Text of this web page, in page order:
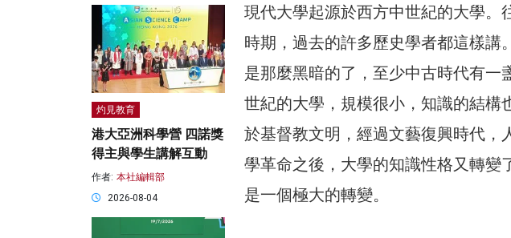
現代大學起源於西方中世紀的大學。
時期，過去的許多歷史學者都這樣
是那麼黑暗的了，至少中古時代有一
世紀的大學，規模很小，知識的結構
於基督教文明，經過文藝復興時代，
學革命之後，大學的知識性格又轉變
是一個極大的轉變。
灼見教育
港大亞洲科學營 四諾獎
得主與學生講解互動
作者: 本社編輯部
2026-08-04